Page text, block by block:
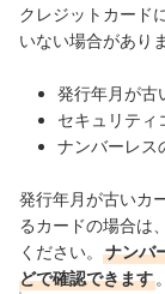
クレジットカード
いない場合があり
発行年月が古
セキュリティ
ナンバーレス
発行年月が古いカ
るカードの場合は
ください。
ナンバ
どで確認できます 。